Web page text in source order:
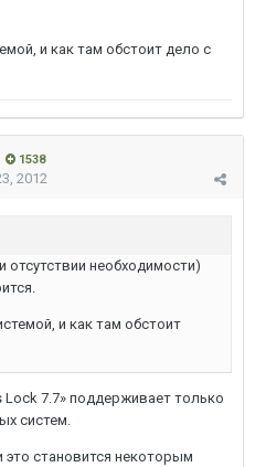
и как там обстоит дело с
1538
2012
отсутствии необходимости)
и как там обстоит
Lock 7.7» поддерживает только
систем.
это становится некоторым